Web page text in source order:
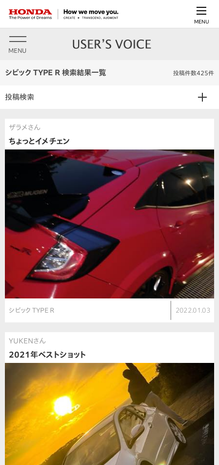
MENU
MENU
シビック TYPE R 検索結果一覧 投稿件数425件
投稿検索
ザラメさん
ちょっとイメチェン
シビック TYPE R 2022.01.03
YUKENさん
2021年ベストショット